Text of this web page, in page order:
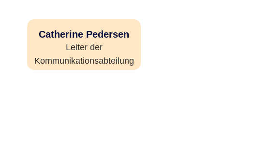
Catherine Pedersen
Leiter der
Kommunikationsabteilung